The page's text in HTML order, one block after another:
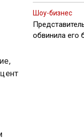
Шоу-бизнес
обвинила его